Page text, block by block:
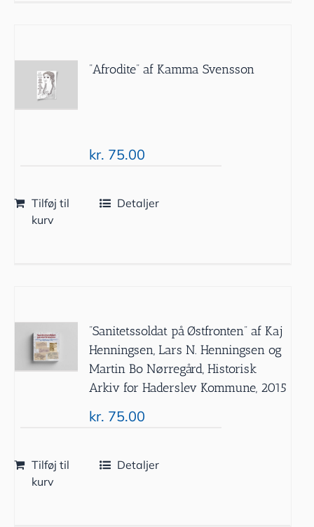
”Afrodite” af Kamma Svensson
kr. 75.00
Tilføj til
kurv
Detaljer
”Sanitetssoldat på Østfronten” af Kaj
Henningsen, Lars N. Henningsen og
Martin Bo Nørregård, Historisk
Arkiv for Haderslev Kommune, 2015
kr. 75.00
Tilføj til
kurv
Detaljer